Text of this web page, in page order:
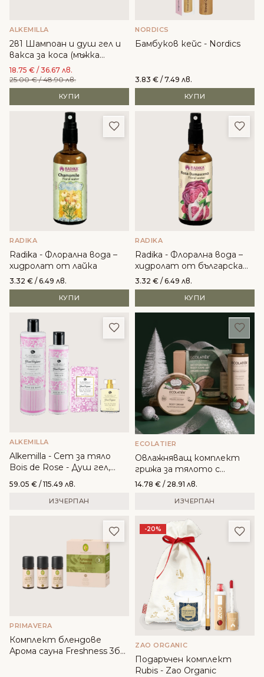
ALKEMILLA
2в1 Шампоан и душ гел и
вакса за коса (мъжка
серия) - Alkemilla
18.75 € / 36.67 лв.
25.00€/ 48.90 лв.
КУПИ
NORDICS
Бамбуков кейс - Nordics
3.83 € / 7.49 лв.
КУПИ
Добави в любими
RADIKA
Radika - Флорална вода –
хидролат от лайка
3.32 € / 6.49 лв.
КУПИ
RADIKA
Radika - Флорална вода –
хидролат от българска
роза
3.32 € / 6.49 лв.
КУПИ
Добави в любими
ALKEMILLA
Alkemilla - Сет за тяло
Bois de Rose - Душ гел,
лосион за тяло и
натурален парфюм
59.05 € / 115.49 лв.
ИЗЧЕРПАН
ECOLATIER
Oвлажняващ комплект
грижа за тялото с
органичен кокос - Ecolatier
14.78 € / 28.91 лв.
ИЗЧЕРПАН
Добави в любими
PRIMAVERA
Комплект блендове
Арома сауна Freshness 3бр.
-20%
ZAO ORGANIC
Подаръчен комплект
Rubis - Zao Organic